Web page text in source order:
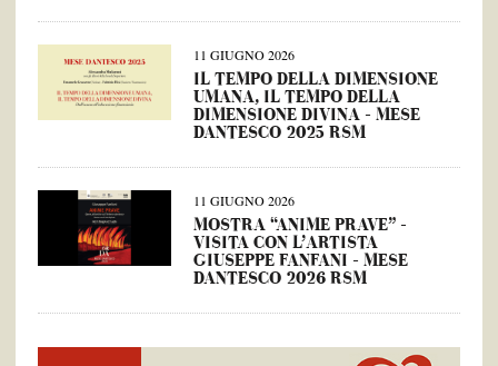
11 GIUGNO 2026
IL TEMPO DELLA DIMENSIONE
UMANA, IL TEMPO DELLA
DIMENSIONE DIVINA – MESE
DANTESCO 2025 RSM
11 GIUGNO 2026
MOSTRA “ANIME PRAVE” –
VISITA CON L’ARTISTA
GIUSEPPE FANFANI – MESE
DANTESCO 2026 RSM